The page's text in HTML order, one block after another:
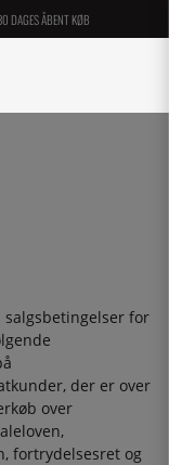
DAGES ÅBENT KØB
for
der er over
over
fortrydelsesret og